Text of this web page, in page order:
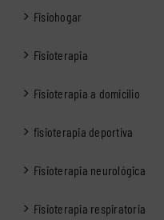
Fisiohogar
Fisioterapia
Fisioterapia a domicilio
fisioterapia deportiva
Fisioterapia neurológica
Fisioterapia respiratoria